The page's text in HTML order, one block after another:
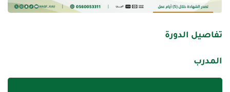
تفاصيل الدورة
المدرب